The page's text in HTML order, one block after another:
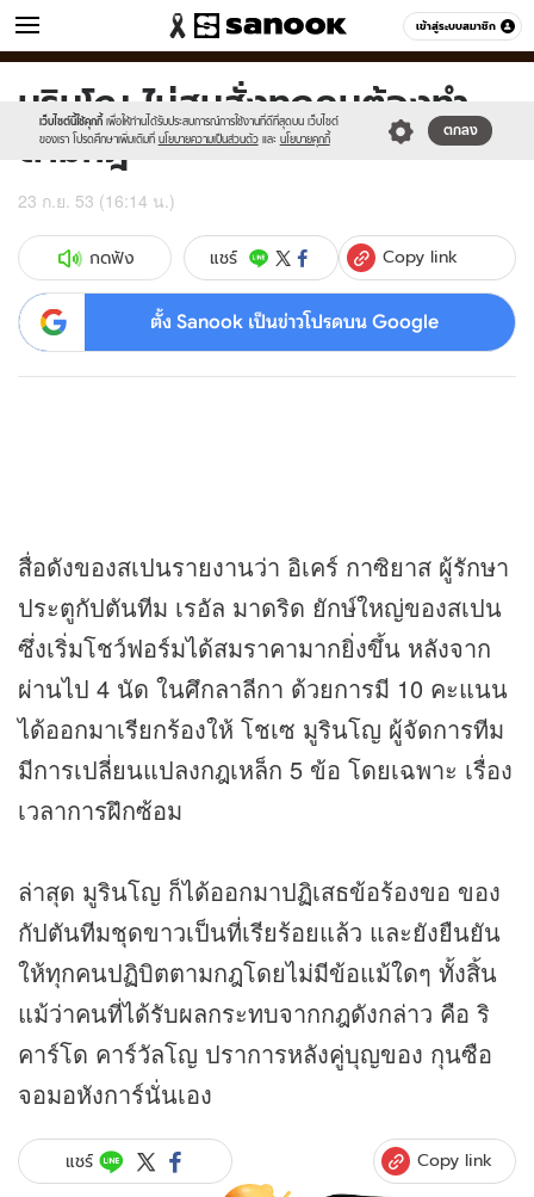
เข้าสู่ระบบสมาชิก
ข่าว หมวดอื่นๆ
เว็บไซต์นี้ใช้คุกกี้ เพื่อให้ท่านได้รับประสบการณ์การใช้งานที่ดีที่สุดบน เว็บไซต์
ของเรา โปรดศึกษาเพิ่มเติมที่ นโยบายความเป็นส่วนตัว และ นโยบายคุกกี้
ตกลง
Sanook
//s.isanook.com/sr/0/images/logo-
new-
sanook.png
600
60
มูรินโญ ไม่สนสั่งทุกคนต้องทำ
ตามกฎ
23 ก.ย. 53 (16:14 น.)
กดฟัง แชร์ Copy link
ตั้ง Sanook เป็นข่าวโปรดบน Google
สื่อดังของสเปนรายงานว่า อิเคร์ กาซิยาส ผู้รักษา
ประตูกัปตันทีม เรอัล มาดริด ยักษ์ใหญ่ของสเปน
ซึ่งเริ่มโชว์ฟอร์มได้สมราคามากยิ่งขึ้น หลังจาก
ผ่านไป 4 นัด ในศึกลาลีกา ด้วยการมี 10 คะแนน
ได้ออกมาเรียกร้องให้ โชเซ มูรินโญ ผู้จัดการทีม
มีการเปลี่ยนแปลงกฎเหล็ก 5 ข้อ โดยเฉพาะ เรื่อง
เวลาการฝึกซ้อม
ล่าสุด มูรินโญ ก็ได้ออกมาปฏิเสธข้อร้องขอ ของ
กัปตันทีมชุดขาวเป็นที่เรียร้อยแล้ว และยังยืนยัน
ให้ทุกคนปฏิบิตตามกฎโดยไม่มีข้อแม้ใดๆ ทั้งสิ้น
แม้ว่าคนที่ได้รับผลกระทบจากกฎดังกล่าว คือ ริ
คาร์โด คาร์วัลโญ ปราการหลังคู่บุญของ กุนซือ
จอมอหังการ์นั่นเอง
แชร์ Copy link